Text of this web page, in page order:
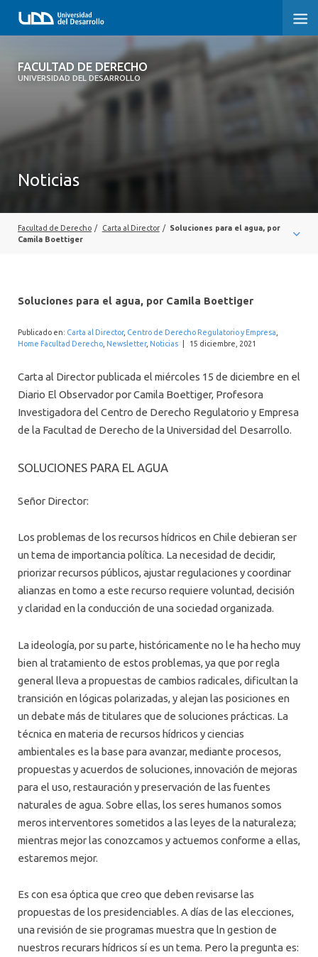
FACULTAD DE DERECHO
UNIVERSIDAD DEL DESARROLLO
FACULTAD DE DERECHO
SOBRE LA FACULTAD
PROFESORES
Noticias
Facultad de Derecho / Carta al Director / Soluciones para el agua, por
Camila Boettiger
Soluciones para el agua, por Camila Boettiger
Publicado en: Carta al Director, Centro de Derecho Regulatorio y Empresa
Home Facultad Derecho Newsletter, Noticias 15 diciembre, 2021
Carta al Director publicada el miércoles 15 de diciembre en el
Diario El Observador por Camila Boettiger, Profesora
Investigadora del Centro de Derecho Regulatorio y Empresa
de la Facultad de Derecho de la Universidad del Desarrollo.
SOLUCIONES PARA EL AGUA
Señor Director:
Los problemas de los recursos hídricos en Chile debieran ser
un tema de importancia política. La necesidad de decidir,
priorizar recursos públicos, ajustar regulaciones y coordinar
alianzas en tomo a este recurso requiere voluntad, decisión
y claridad en la conducción de una sociedad organizada.
La ideología, por su parte, históricamente no le ha hecho muy
bien al tratamiento de estos problemas, ya que por regla
general lleva a propuestas de cambios radicales, dificultan la
transición en lógicas polarizadas, y alejan las posiciones en
un debate más de titulares que de soluciones prácticas. La
técnica en materia de recursos hídricos y ciencias
ambientales es la base para avanzar, mediante procesos,
propuestas y acuerdos de soluciones, innovación de mejoras
para el uso, restauración y preservación de las fuentes
naturales de agua. Sobre ellas, los seres humanos somos
meros interventores sometidos a las leyes de la naturaleza;
mientras mejor las conozcamos y actuemos conforme a ellas,
estaremos mejor.
Es con esa óptica que creo que deben revisarse las
propuestas de los presidenciables. A días de las elecciones,
una revisión de sie programas muestra que ln gestion de
nuestros recurars hídricos sí es un tema. Pero la pregunta es: